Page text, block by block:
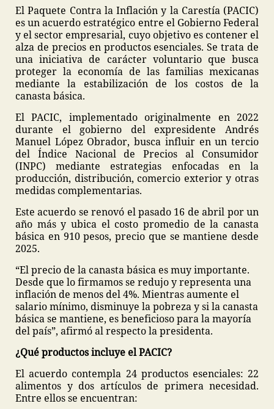
El Paquete Contra la Inflación y la Carestía (PACIC)
es un acuerdo estratégico entre el Gobierno Federal
y el sector empresarial, cuyo objetivo es contener el
alza de precios en productos esenciales. Se trata de
una iniciativa de carácter voluntario que busca
proteger la economía de las familias mexicanas
mediante la estabilización de los costos de la
canasta básica.
El PACIC, implementado originalmente en 2022
durante el gobierno del expresidente Andrés
Manuel López Obrador, busca influir en un tercio
del Índice Nacional de Precios al Consumidor
(INPC) mediante estrategias enfocadas en la
producción, distribución, comercio exterior y otras
medidas complementarias.
Este acuerdo se renovó el pasado 16 de abril por un
año más y ubica el costo promedio de la canasta
básica en 910 pesos, precio que se mantiene desde
2025.
“El precio de la canasta básica es muy importante.
Desde que lo firmamos se redujo y representa una
inflación de menos del 4%. Mientras aumente el
salario mínimo, disminuye la pobreza y si la canasta
básica se mantiene, es beneficioso para la mayoría
del país”, afirmó al respecto la presidenta.
¿Qué productos incluye el PACIC?
El acuerdo contempla 24 productos esenciales: 22
alimentos y dos artículos de primera necesidad.
Entre ellos se encuentran: